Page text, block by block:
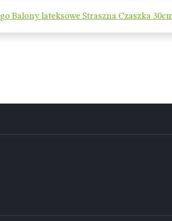
go Balony lateksowe Straszna Czaszka